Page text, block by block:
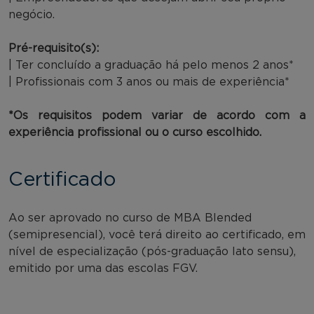
negócio.
Pré-requisito(s):
| Ter concluído a graduação há pelo menos 2 anos*
| Profissionais com 3 anos ou mais de experiência*
*Os requisitos podem variar de acordo com a
experiência profissional ou o curso escolhido.
Certificado
Ao ser aprovado no curso de MBA Blended
(semipresencial), você terá direito ao certificado, em
nível de especialização (pós-graduação lato sensu),
emitido por uma das escolas FGV.